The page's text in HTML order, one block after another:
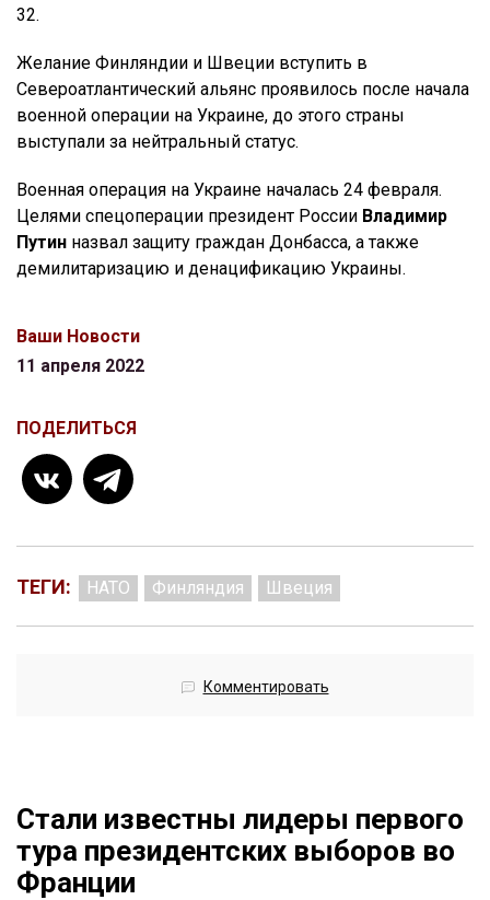
32.
Желание Финляндии и Швеции вступить в
Североатлантический альянс проявилось после начала
военной операции на Украине, до этого страны
выступали за нейтральный статус.
Военная операция на Украине началась 24 февраля.
Целями спецоперации президент России Владимир
Путин назвал защиту граждан Донбасса, а также
демилитаризацию и денацификацию Украины.
Ваши Новости
11 апреля 2022
ПОДЕЛИТЬСЯ
ТЕГИ: НАТО Финляндия Швеция
Комментировать
Стали известны лидеры первого
тура президентских выборов во
Франции